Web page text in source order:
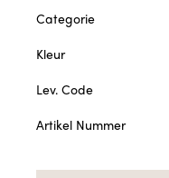
Categorie
Kleur
Lev. Code
Artikel Nummer